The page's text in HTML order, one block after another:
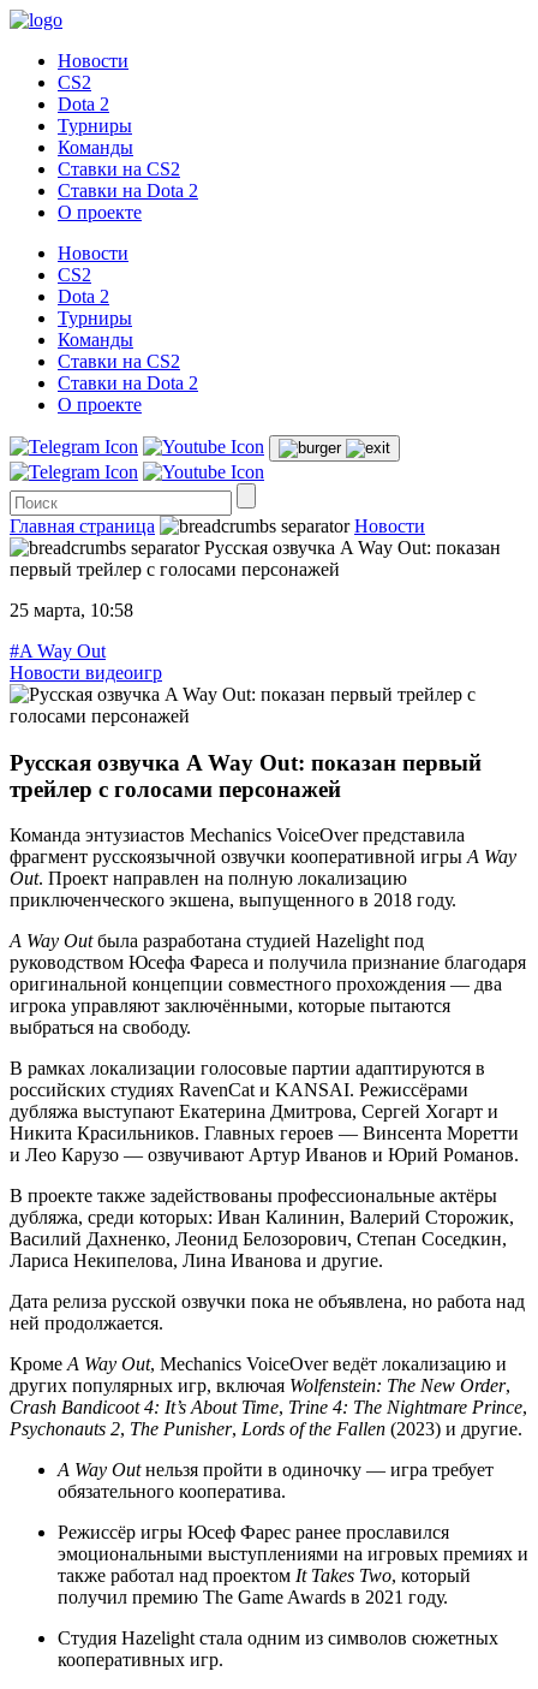
Новости
CS2
Dota 2
Турниры
Команды
Ставки на CS2
Ставки на Dota 2
О проекте
Новости
CS2
Dota 2
Турниры
Команды
Ставки на CS2
Ставки на Dota 2
О проекте
Главная страница
Новости
Русская озвучка A Way Out: показан
первый трейлер с голосами персонажей
25 марта, 10:58
#A Way Out
Новости видеоигр
Русская озвучка A Way Out: показан первый
трейлер с голосами персонажей
Команда энтузиастов Mechanics VoiceOver представила
фрагмент русскоязычной озвучки кооперативной игрыA Way
Out. Проект направлен на полную локализацию
приключенческого экшена, выпущенного в 2018 году.
A Way Outбыла разработана студией Hazelight под
руководством Юсефа Фареса и получила признание благодаря
оригинальной концепции совместного прохождения — два
игрока управляют заключёнными, которые пытаются
выбраться на свободу.
В рамках локализации голосовые партии адаптируются в
российских студиях RavenCat и KANSAI. Режиссёрами
дубляжа выступают Екатерина Дмитрова, Сергей Хогарт и
Никита Красильников. Главных героев — Винсента Моретти
и Лео Карузо — озвучивают Артур Иванов и Юрий Романов.
В проекте также задействованы профессиональные актёры
дубляжа, среди которых: Иван Калинин, Валерий Сторожик,
Василий Дахненко, Леонид Белозорович, Степан Соседкин,
Лариса Некипелова, Лина Иванова и другие.
Дата релиза русской озвучки пока не объявлена, но работа над
ней продолжается.
КромеA Way Out, Mechanics VoiceOver ведёт локализацию и
других популярных игр, включая Wolfenstein: The New Order,
Crash Bandicoot 4: It’s About Time, Trine 4: The Nightmare Prince,
Psychonauts 2, The Punisher, Lords of the Fallen (2023) и другие.
A Way Outнельзя пройти в одиночку — игра требует
обязательного кооператива.
Режиссёр игры Юсеф Фарес ранее прославился
эмоциональными выступлениями на игровых премиях и
также работал над проектом It Takes Two, который
получил премию The Game Awards в 2021 году.
Студия Hazelight стала одним из символов сюжетных
кооперативных игр.